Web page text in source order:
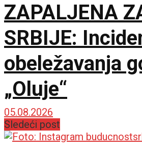
ZAPALJENA
SRBIJE:
obeležavanja
„Oluje“
05.08.2026
Sledeći post